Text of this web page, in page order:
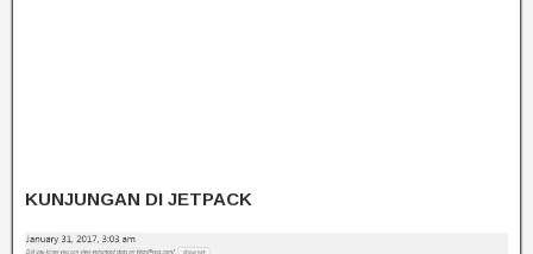
KUNJUNGAN DI JETPACK